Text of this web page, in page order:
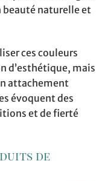
beauté naturelle et
ces couleurs
d’esthétique, mais
attachement
évoquent des
et de fierté
de